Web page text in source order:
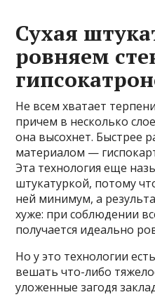
Сухая
ровняем
Не всем хватает
причем в несколько
она высохнет. Быстрее
материалом —
Эта технология еще
штукатуркой, потому
ней минимум, а
хуже: при соблюдении
получается идеально
Но у это технологии
вешать что-либо
уложенные загодя